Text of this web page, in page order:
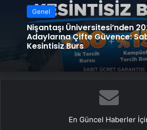
Genel
Nişantaşı Üniversitesi’nden
Adaylarına Çifte Güvence:
Kesintisiz Burs
En Güncel Haberler